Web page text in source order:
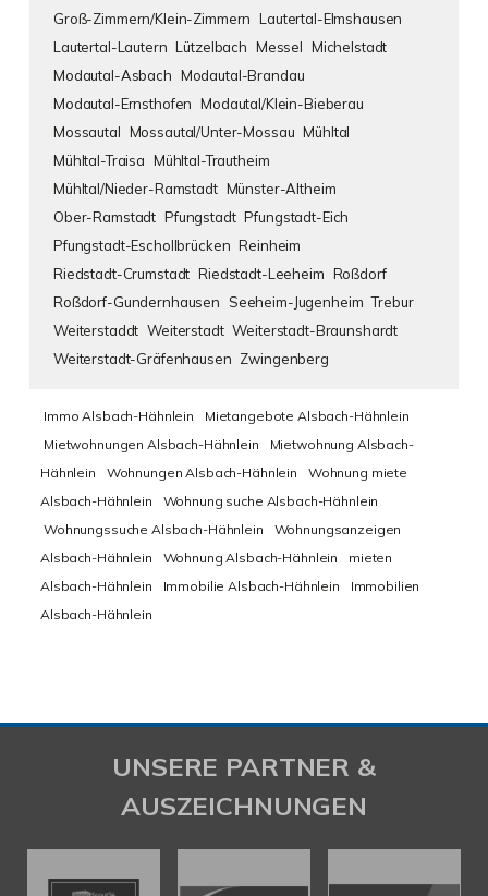
Groß-Zimmern/Klein-Zimmern Lautertal-Elmshausen
Lautertal-Lautern Lützelbach Messel Michelstadt
Modautal-Asbach Modautal-Brandau
Modautal-Ernsthofen Modautal/Klein-Bieberau
Mossautal Mossautal/Unter-Mossau Mühltal
Mühltal-Traisa Mühltal-Trautheim
Mühltal/Nieder-Ramstadt Münster-Altheim
Ober-Ramstadt Pfungstadt Pfungstadt-Eich
Pfungstadt-Eschollbrücken Reinheim
Riedstadt-Crumstadt Riedstadt-Leeheim Roßdorf
Roßdorf-Gundernhausen Seeheim-Jugenheim Trebur
Weiterstaddt Weiterstadt Weiterstadt-Braunshardt
Weiterstadt-Gräfenhausen Zwingenberg
Immo Alsbach-Hähnlein
Mietangebote Alsbach-Hähnlein
Mietwohnungen Alsbach-Hähnlein
Mietwohnung Alsbach-
Hähnlein
Wohnungen Alsbach-Hähnlein
Wohnung miete
Alsbach-Hähnlein
Wohnung suche Alsbach-Hähnlein
Wohnungssuche Alsbach-Hähnlein
Wohnungsanzeigen
Alsbach-Hähnlein
Wohnung Alsbach-Hähnlein
mieten
Alsbach-Hähnlein
Immobilie Alsbach-Hähnlein
Immobilien
Alsbach-Hähnlein
UNSERE PARTNER &
AUSZEICHNUNGEN